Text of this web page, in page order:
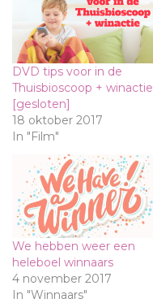
DVD tips voor in de
Thuisbioscoop + winactie
[gesloten]
18 oktober 2017
In "Film"
We hebben weer een
heleboel winnaars
4 november 2017
In "Winnaars"